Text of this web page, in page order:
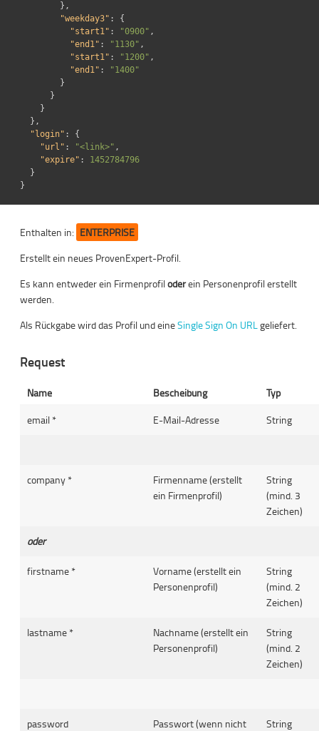
},
"weekday3" :
{
"start1" : "0900" ,
"end1" : "1130" ,
"start1" : "1200" ,
"end1" :
"1400"
}
}
}
},
"login" :
{
"url" : "<link>" ,
"expire" :
1452784796
}
}
Enthalten in: ENTERPRISE
Erstellt ein neues ProvenExpert-Profil.
Es kann entweder ein Firmenprofiloderein Personenprofil erstellt
werden.
Als Rückgabe wird das Profil und eineSingle Sign On URLgeliefert.
Request
Name Bescheibung
Typ
email *
E-Mail-Adresse String
company *
Firmenname (erstellt
ein Firmenprofil)
String
(mind. 3
Zeichen)
oder
firstname *
Vorname (erstellt ein
Personenprofil)
String
(mind. 2
Zeichen)
lastname *
Nachname (erstellt ein
Personenprofil)
String
(mind. 2
Zeichen)
password
Passwort (wenn nicht
String